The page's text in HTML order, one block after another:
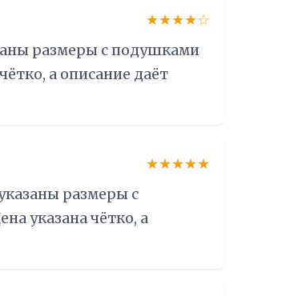
★★★★☆
размеры с подушками
а описание даёт
★★★★★
размеры с
указана чётко, а